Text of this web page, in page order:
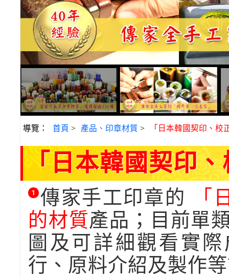
導覽： 首頁 > 產品、印章材質 > 「日本韓國契印、校
「日本韓國契印
1 傳家手工印章的 「
的材質產品；目前單
圖及可詳細觀看實
行、原料介紹及製作